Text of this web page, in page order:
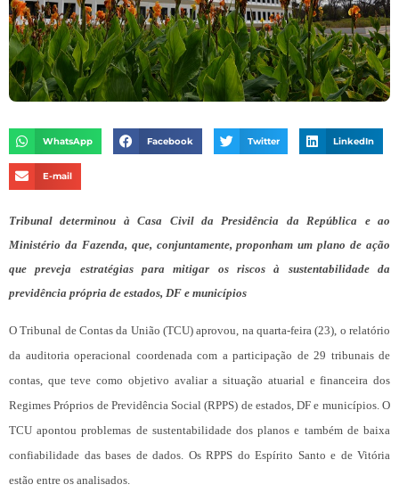
WhatsApp Facebook Twitter LinkedIn
E-mail
Tribunal determinou à Casa Civil da Presidência da República e ao
Ministério da Fazenda, que, conjuntamente, proponham um plano de ação
que preveja estratégias para mitigar os riscos à sustentabilidade da
previdência própria de estados, DF e municípios
O Tribunal de Contas da União (TCU) aprovou, na quarta-feira (23), o relatório
da auditoria operacional coordenada com a participação de 29 tribunais de
contas, que teve como objetivo avaliar a situação atuarial e financeira dos
Regimes Próprios de Previdência Social (RPPS) de estados, DF e municípios. O
TCU apontou problemas de sustentabilidade dos planos e também de baixa
confiabilidade das bases de dados. Os RPPS do Espírito Santo e de Vitória
estão entre os analisados.